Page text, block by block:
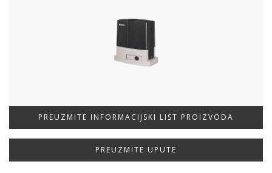
PREUZMITE INFORMACIJSKI LIST PROIZVODA
PREUZMITE UPUTE